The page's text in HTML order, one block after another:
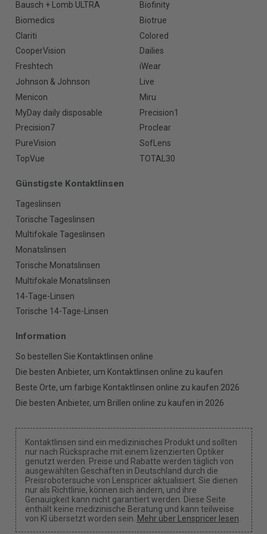
Bausch + Lomb ULTRA
Biofinity
Biomedics
Biotrue
Clariti
Colored
CooperVision
Dailies
Freshtech
iWear
Johnson & Johnson
Live
Menicon
Miru
MyDay daily disposable
Precision1
Precision7
Proclear
PureVision
SofLens
TopVue
TOTAL30
Günstigste Kontaktlinsen
Tageslinsen
Torische Tageslinsen
Multifokale Tageslinsen
Monatslinsen
Torische Monatslinsen
Multifokale Monatslinsen
14-Tage-Linsen
Torische 14-Tage-Linsen
Information
So bestellen Sie Kontaktlinsen online
Die besten Anbieter, um Kontaktlinsen online zu kaufen
Beste Orte, um farbige Kontaktlinsen online zu kaufen 2026
Die besten Anbieter, um Brillen online zu kaufen in 2026
Kontaktlinsen sind ein medizinisches Produkt und sollten
nur nach Rücksprache mit einem lizenzierten Optiker
genutzt werden. Preise und Rabatte werden täglich von
ausgewählten Geschäften in Deutschland durch die
Preisrobotersuche von Lenspricer aktualisiert. Sie dienen
nur als Richtlinie, können sich ändern, und ihre
Genauigkeit kann nicht garantiert werden. Diese Seite
enthält keine medizinische Beratung und kann teilweise
von KI übersetzt worden sein. Mehr über Lenspricer lesen.